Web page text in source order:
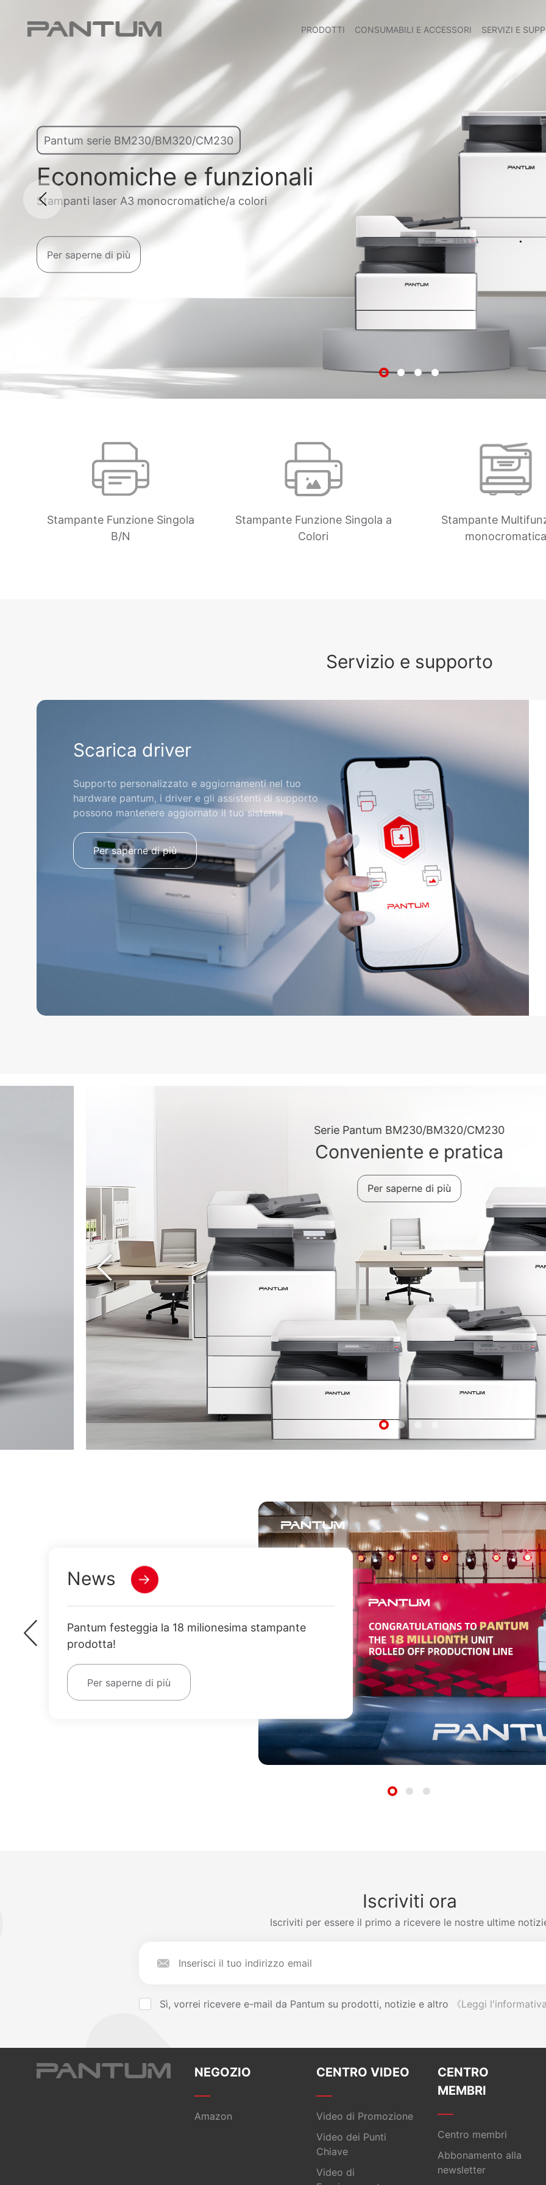
PRODOTTI CONSUMABILI E ACCESSORI SERVIZI E
Pantum serie BM230/BM320/CM230
Economiche e funzionali
Stampanti laser A3 monocromatiche/a colori
Per saperne di più
Stampante Funzione Singola
B/N
Stampante Funzione Singola a
Colori
Stampante
monocromatica
Servizio e supporto
Scarica driver
Supporto personalizzato e aggiornamenti nel tuo
hardware pantum, i driver e gli assistenti di supporto
possono mantenere aggiornato il tuo sistema
Per saperne di più
Serie Pantum BM230/BM320/CM230
Conveniente e pratica
Per saperne di più
News
Pantum festeggia la 18 milionesima stampante
prodotta!
Per saperne di più
Iscriviti ora
Iscriviti per essere il primo a ricevere le nostre ultime
Sì, vorrei ricevere e-mail da Pantum su prodotti, notizie e altro 《Leggi
NEGOZIO
Amazon
CENTRO VIDEO
Video di Promozione
Video dei Punti
Chiave
Video di
CENTRO
MEMBRI
Centro membri
Abbonamento alla
newsletter